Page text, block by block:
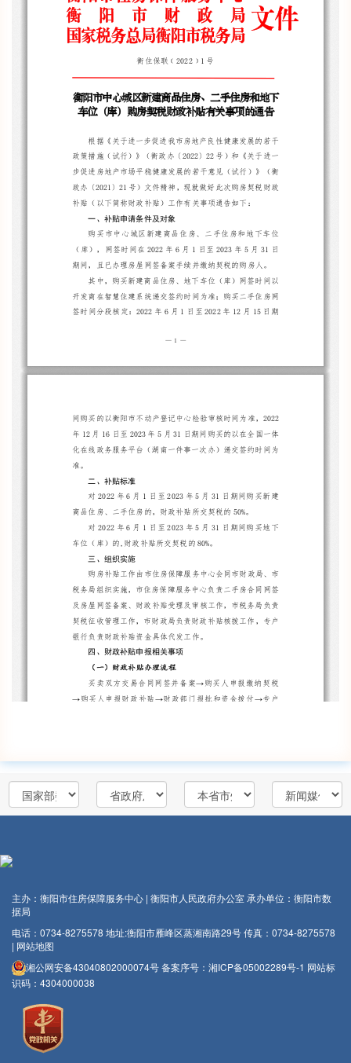
主办：衡阳市住房保障服务中心 | 衡阳市人民政府办公室承办单位：衡阳市数
据局
电话：0734-8275578 地址:衡阳市雁峰区蒸湘南路29号传真：0734-8275578
| 网站地图
湘公网安备43040802000074号备案序号： 湘ICP备05002289号-1 网站标
识码：4304000038